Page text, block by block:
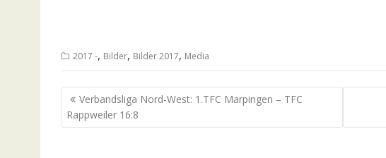
2017 -, Bilder, Bilder 2017, Media
Beitragsnavigation
Verbandsliga Nord-West: 1.TFC Marpingen – TFC
Rappweiler 16:8